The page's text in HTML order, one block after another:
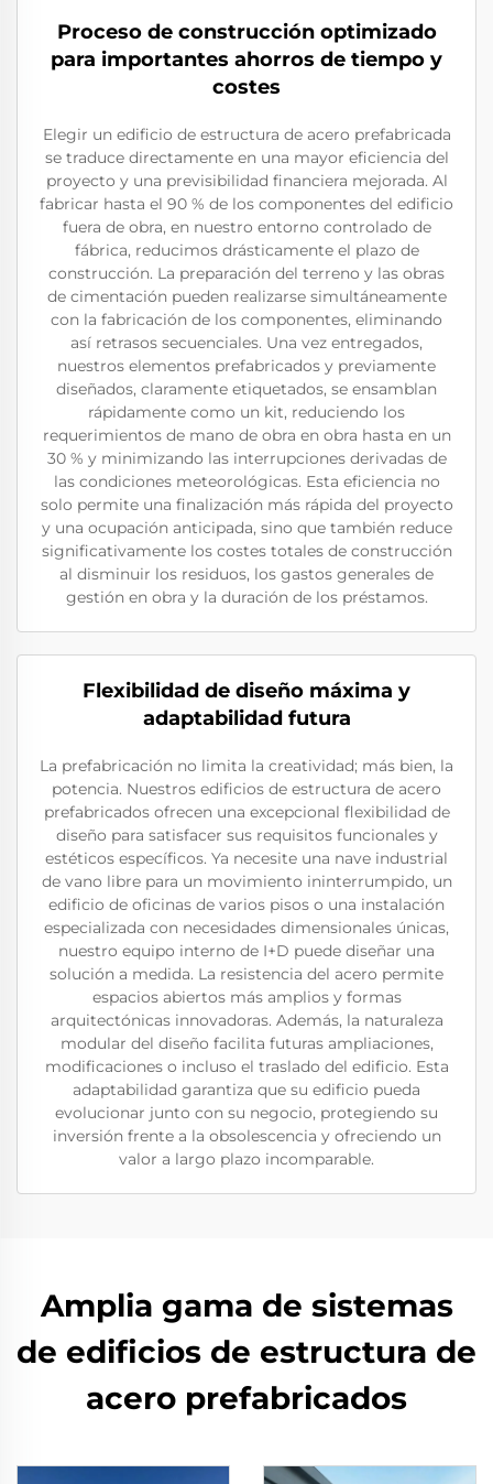
Proceso de construcción optimizado
para importantes ahorros de tiempo y
costes
Elegir un edificio de estructura de acero prefabricada
se traduce directamente en una mayor eficiencia del
proyecto y una previsibilidad financiera mejorada. Al
fabricar hasta el 90 % de los componentes del edificio
fuera de obra, en nuestro entorno controlado de
fábrica, reducimos drásticamente el plazo de
construcción. La preparación del terreno y las obras
de cimentación pueden realizarse simultáneamente
con la fabricación de los componentes, eliminando
así retrasos secuenciales. Una vez entregados,
nuestros elementos prefabricados y previamente
diseñados, claramente etiquetados, se ensamblan
rápidamente como un kit, reduciendo los
requerimientos de mano de obra en obra hasta en un
30 % y minimizando las interrupciones derivadas de
las condiciones meteorológicas. Esta eficiencia no
solo permite una finalización más rápida del proyecto
y una ocupación anticipada, sino que también reduce
significativamente los costes totales de construcción
al disminuir los residuos, los gastos generales de
gestión en obra y la duración de los préstamos.
Flexibilidad de diseño máxima y
adaptabilidad futura
La prefabricación no limita la creatividad; más bien, la
potencia. Nuestros edificios de estructura de acero
prefabricados ofrecen una excepcional flexibilidad de
diseño para satisfacer sus requisitos funcionales y
estéticos específicos. Ya necesite una nave industrial
de vano libre para un movimiento ininterrumpido, un
edificio de oficinas de varios pisos o una instalación
especializada con necesidades dimensionales únicas,
nuestro equipo interno de I+D puede diseñar una
solución a medida. La resistencia del acero permite
espacios abiertos más amplios y formas
arquitectónicas innovadoras. Además, la naturaleza
modular del diseño facilita futuras ampliaciones,
modificaciones o incluso el traslado del edificio. Esta
adaptabilidad garantiza que su edificio pueda
evolucionar junto con su negocio, protegiendo su
inversión frente a la obsolescencia y ofreciendo un
valor a largo plazo incomparable.
Amplia gama de sistemas
de edificios de estructura de
acero prefabricados